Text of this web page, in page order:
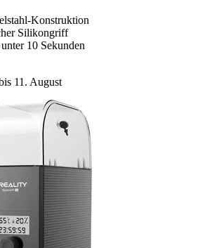
Konstruktion
Silikongriff
10 Sekunden
11. August